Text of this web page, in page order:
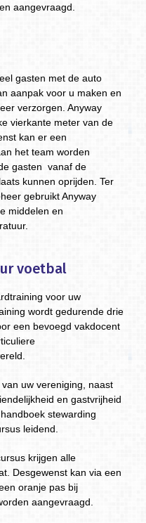
aangevraagd.
gasten met de auto
aanpak voor u maken en
verzorgen. Anyway
vierkante meter van de
kan er een
het team worden
gasten vanaf de
kunnen oprijden. Ter
gebruikt Anyway
middelen en
voetbal
voor uw
wordt gedurende drie
een bevoegd vakdocent
uw vereniging, naast
en gastvrijheid
stewarding
leidend.
krijgen alle
Desgewenst kan via een
oranje pas bij
aangevraagd.